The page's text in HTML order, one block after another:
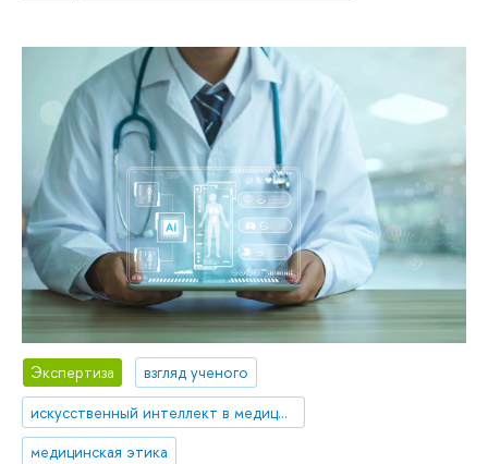
Экспертиза
взгляд ученого
искусственный интеллект в медицине
медицинская этика